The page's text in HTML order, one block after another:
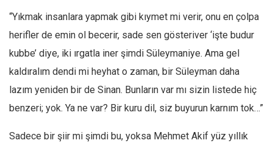
“Yıkmak insanlara yapmak gibi kıymet mi verir, onu en çolpa
herifler de emin ol becerir, sade sen gösteriver ‘işte budur
kubbe’ diye, iki ırgatla iner şimdi Süleymaniye. Ama gel
kaldıralım dendi mi heyhat o zaman, bir Süleyman daha
lazım yeniden bir de Sinan. Bunların var mı sizin listede hiç
benzeri; yok. Ya ne var? Bir kuru dil, siz buyurun karnım tok…”
Sadece bir şiir mi şimdi bu, yoksa Mehmet Akif yüz yıllık